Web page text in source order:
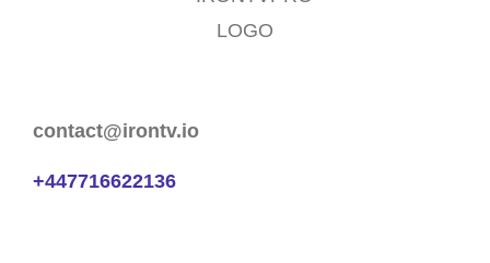
contact@irontv.io
+447716622136